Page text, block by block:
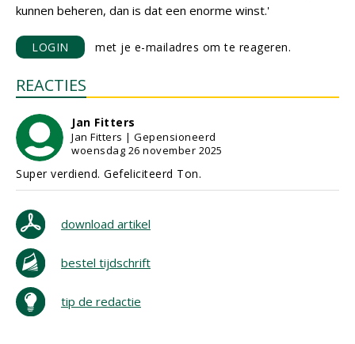
kunnen beheren, dan is dat een enorme winst.'
LOGIN met je e-mailadres om te reageren.
REACTIES
Jan Fitters
Jan Fitters | Gepensioneerd
woensdag 26 november 2025
Super verdiend. Gefeliciteerd Ton.
download artikel
bestel tijdschrift
tip de redactie